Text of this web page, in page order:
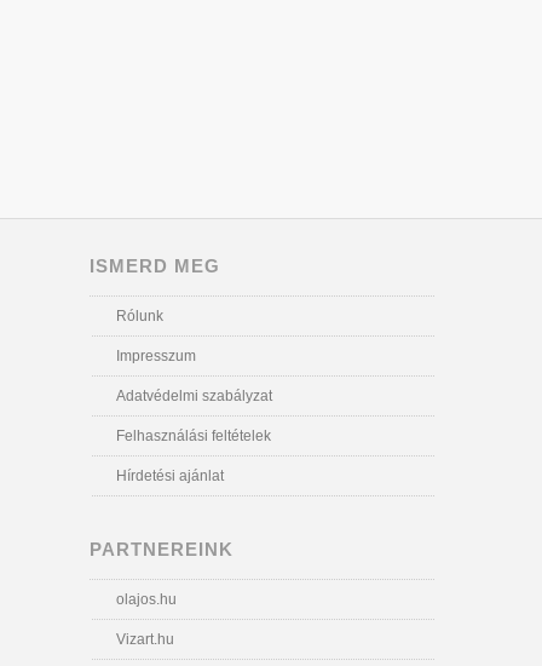
ISMERD MEG
Rólunk
Impresszum
Adatvédelmi szabályzat
Felhasználási feltételek
Hírdetési ajánlat
PARTNEREINK
olajos.hu
Vizart.hu